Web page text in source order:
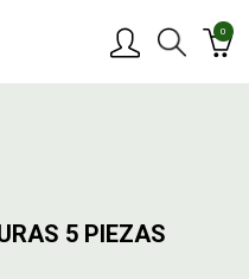
0
5 PIEZAS